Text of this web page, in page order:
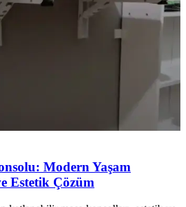
Modern Yaşam
Estetik Çözüm